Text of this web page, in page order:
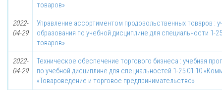
товаров»
2022-
04-29
Управление ассортиментом продовольственных товаров :
образования по учебной дисциплине для специальности 1-
товаров»
2022-
04-29
Техническое обеспечение торгового бизнеса : учебная
по учебной дисциплине для специальностей 1-25 01 10
«Товароведение и торговое предпринимательство»